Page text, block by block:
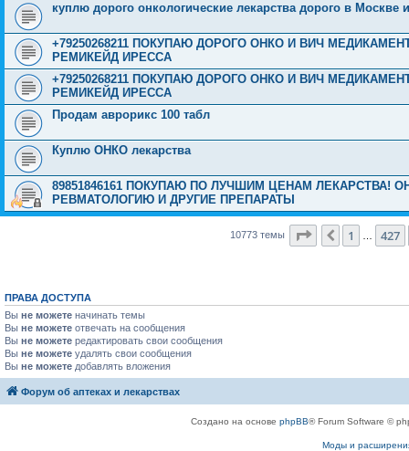
куплю дорого онкологические лекарства дорого в Москве
+79250268211 ПОКУПАЮ ДОРОГО ОНКО И ВИЧ
РЕМИКЕЙД ИРЕССА
+79250268211 ПОКУПАЮ ДОРОГО ОНКО И ВИЧ
РЕМИКЕЙД ИРЕССА
Продам аврорикс 100 табл
Куплю ОНКО лекарства
89851846161 ПОКУПАЮ ПО ЛУЧШИМ ЦЕНАМ ЛЕКАРСТВА!
РЕВМАТОЛОГИЮ И ДРУГИЕ ПРЕПАРАТЫ
10773 темы Страница 431
Пред.
1 427
ПРАВА ДОСТУПА
Вы не можете начинать темы
Вы не можете отвечать на сообщения
Вы не можете редактировать свои сообщения
Вы не можете удалять свои сообщения
Вы не можете добавлять вложения
Форум об аптеках и лекарствах
Создано на основе phpBB® Forum Software ©
Моды и